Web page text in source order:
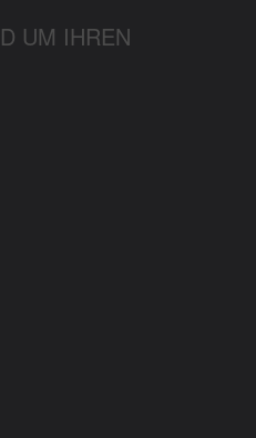
UM IHREN